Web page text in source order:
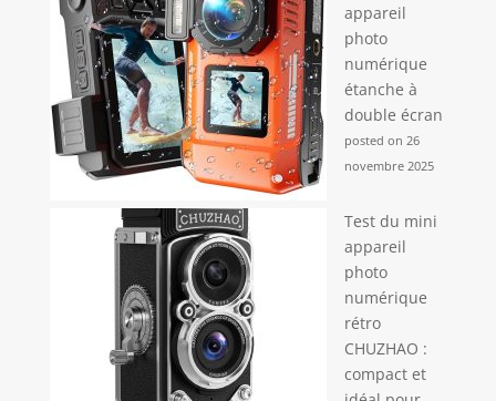
appareil
photo
numérique
étanche à
double écran
posted on 26
novembre 2025
Test du mini
appareil
photo
numérique
rétro
CHUZHAO :
compact et